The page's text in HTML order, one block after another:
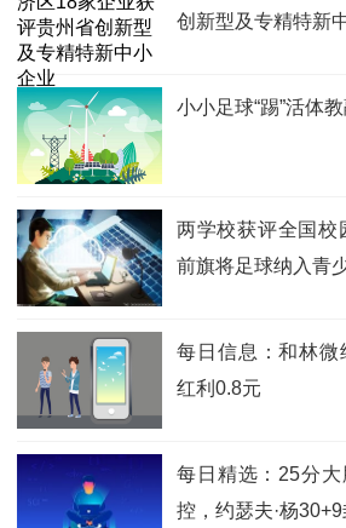
创新型及专精特新
小小足球“踢”活体
两学校获评全国校
前旗将足球纳入青
每日信息：和林微
红利0.8元
每日精选：25分
控，约瑟夫·杨